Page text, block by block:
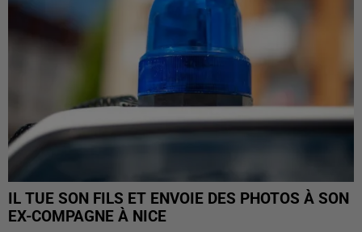
IL TUE SON FILS ET ENVOIE DES PHOTOS À SON
EX-COMPAGNE À NICE